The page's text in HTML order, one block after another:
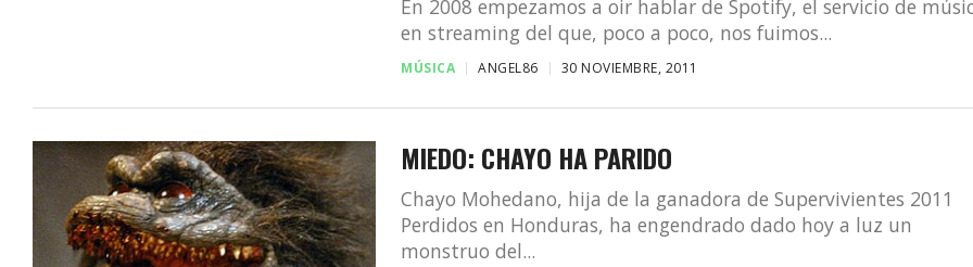
En 2008 empezamos a oir hablar de Spotify, el servicio de
en streaming del que, poco a poco, nos fuimos...
MÚSICA ANGEL86 30 NOVIEMBRE, 2011
MIEDO: CHAYO HA PARIDO
Chayo Mohedano, hija de la ganadora de Supervivientes 2011
Perdidos en Honduras, ha engendrado dado hoy a luz un
monstruo del...